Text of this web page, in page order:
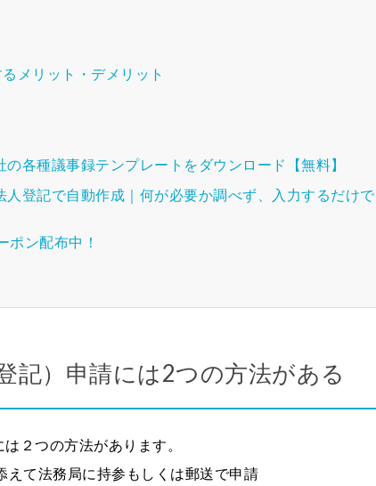
メリット・デメリット
各種議事録テンプレートをダウンロード【無料】
人登記で自動作成｜何が必要か調べず、入力するだけで
ポン配布中！
記）申請には2つの方法がある
２つの方法があります。
て法務局に持参もしくは郵送で申請